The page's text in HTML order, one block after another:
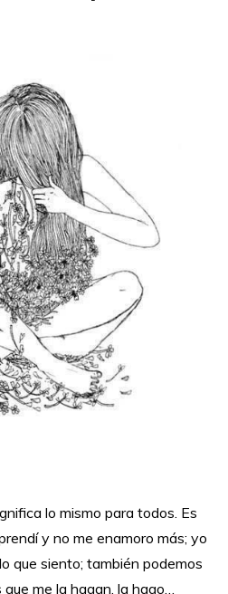
lo mismo para todos. Es
y no me enamoro más; yo
que siento; también podemos
me la hagan, la hago…